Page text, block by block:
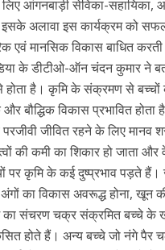
आंगनबाड़ी सेविका-सहायिका,
इसके अलावा इस कार्यक्रम को
एवं मानसिक विकास बाधित
के डीटीओ-ऑन चंदन कुमार ने
होता है। कृमि के संक्रमण से बच्चों
और बौद्धिक विकास प्रभावित
जीवित रहने के लिए मानव
की कमी का शिकार हो जाता
पर कृमि के कई दुष्प्रभाव पड़ते
का विकास अवरूद्ध होना, खून
का संचरण चक्र संक्रमित बच्चे के
होते हैं। अन्य बच्चे जो नंगे पैर